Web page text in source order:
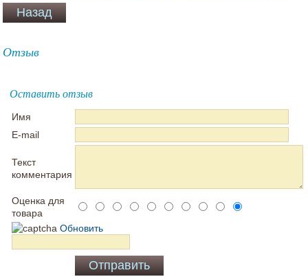
Отзыв
Оставить отзыв
Имя
E-mail
Текст
комментария
Оценка для
товара
Обновить